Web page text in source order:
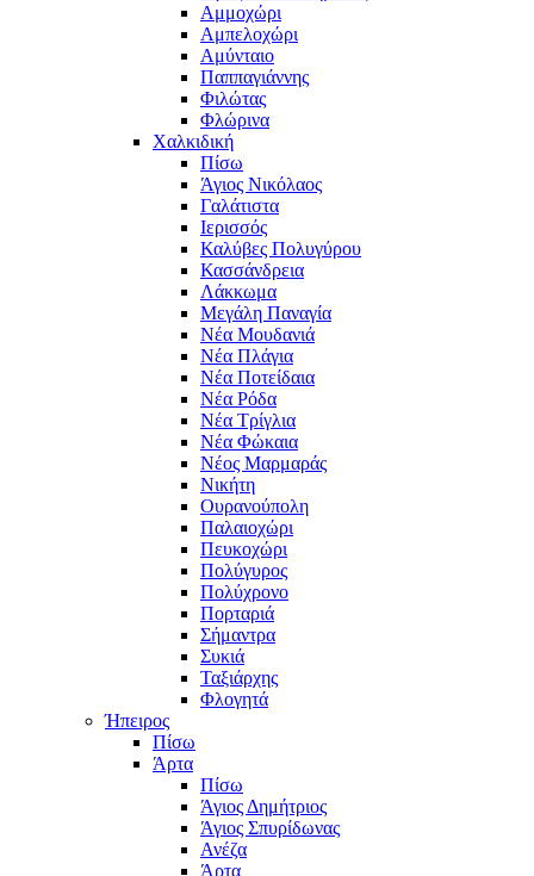
Αμμοχώρι
Αμπελοχώρι
Αμύνταιο
Παππαγιάννης
Φιλώτας
Φλώρινα
Χαλκιδική
Πίσω
Άγιος Νικόλαος
Γαλάτιστα
Ιερισσός
Καλύβες Πολυγύρου
Κασσάνδρεια
Λάκκωμα
Μεγάλη Παναγία
Νέα Μουδανιά
Νέα Πλάγια
Νέα Ποτείδαια
Νέα Ρόδα
Νέα Τρίγλια
Νέα Φώκαια
Νέος Μαρμαράς
Νικήτη
Ουρανούπολη
Παλαιοχώρι
Πευκοχώρι
Πολύγυρος
Πολύχρονο
Πορταριά
Σήμαντρα
Συκιά
Ταξιάρχης
Φλογητά
Ήπειρος
Πίσω
Άρτα
Πίσω
Άγιος Δημήτριος
Άγιος Σπυρίδωνας
Ανέζα
Άρτα